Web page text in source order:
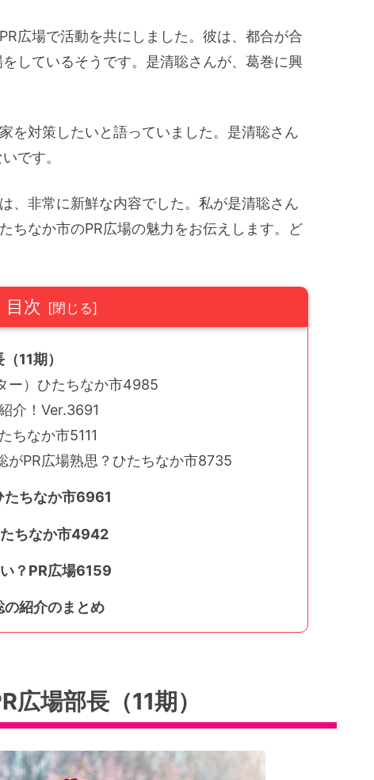
広場で活動を共にしました。彼は、都合が合
しているそうです。是清聡さんが、葛巻に興
を対策したいと語っていました。是清聡さん
です。
、非常に新鮮な内容でした。私が是清聡さん
ちなか市のPR広場の魅力をお伝えします。ど
目次
11期）
ー）ひたちなか市4985
介！Ver.3691
ちなか市5111
がPR広場熟思？ひたちなか市8735
たちなか市6961
ちなか市4942
？PR広場6159
の紹介のまとめ
場部長（11期）